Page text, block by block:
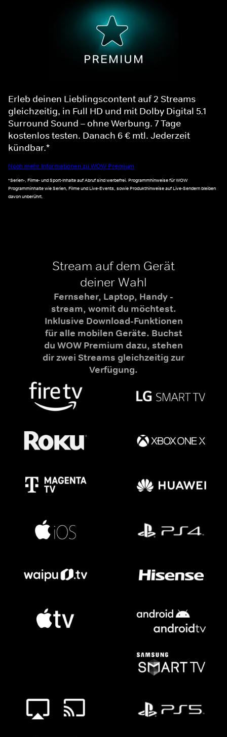
Erleb deinen Lieblingscontent auf 2 Streams
gleichzeitig, in Full HD und mit Dolby Digital 5.1
Surround Sound – ohne Werbung. 7 Tage
kostenlos testen. Danach 6 € mtl. Jederzeit
kündbar.*
Noch mehr Informationen zu WOW Premium
*Serien-, Filme- und Sport-Inhalte auf Abruf sind werbefrei. Programmhinweise für WOW
Programminhalte wie Serien, Filme und Live-Events, sowie Produkthinweise auf Live-Sendern bleiben
davon unberührt.
Stream auf dem Gerät
deiner Wahl
Fernseher, Laptop, Handy -
stream, womit du möchtest.
Inklusive Download-Funktionen
für alle mobilen Geräte. Buchst
du WOW Premium dazu, stehen
dir zwei Streams gleichzeitig zur
Verfügung.